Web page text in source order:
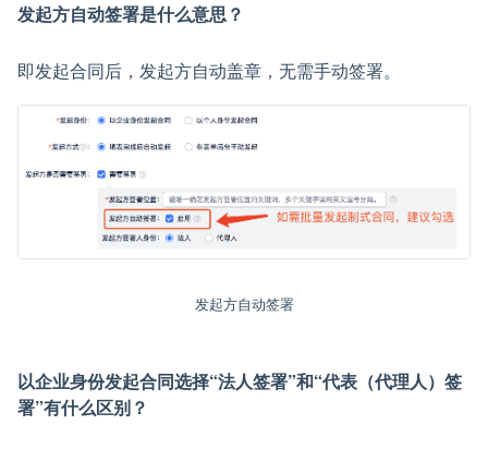
发起方自动签署是什么意思？
即发起合同后，发起方自动盖章，无需手动签署。
发起方自动签署
以企业身份发起合同选择“法人签署”和“代表（代理人）签
署”有什么区别？